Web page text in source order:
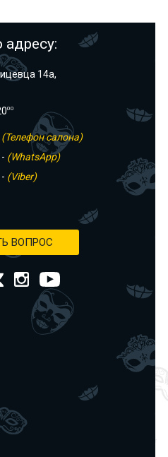
14а,
00
(Телефон салона)
- (WhatsApp)
- (Viber)
ВОПРОС